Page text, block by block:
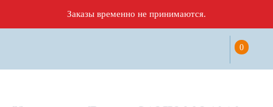
Заказы временно не принимаются.
0